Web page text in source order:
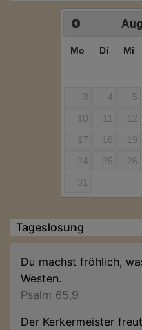
Mo Di Mi
3
4 5
10
11 12
17
18 19
24
25 26
31
Tageslosung
Du machst fröhlich,
Westen.
Psalm 65,9
Der Kerkermeister